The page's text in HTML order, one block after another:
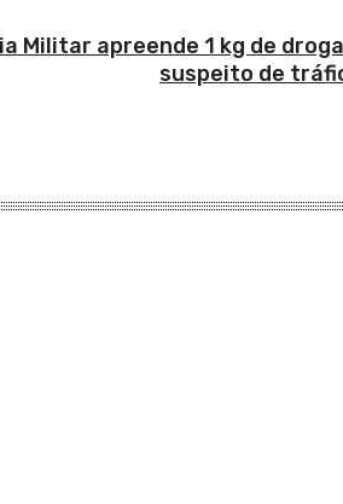
Militar apreende 1 kg de
suspeito de